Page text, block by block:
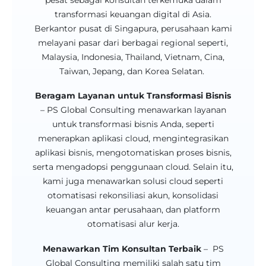
transformasi keuangan digital di Asia.
Berkantor pusat di Singapura, perusahaan kami
melayani pasar dari berbagai regional seperti,
Malaysia, Indonesia, Thailand, Vietnam, Cina,
Taiwan, Jepang, dan Korea Selatan.
Beragam Layanan untuk Transformasi Bisnis
– PS Global Consulting menawarkan layanan
untuk transformasi bisnis Anda, seperti
menerapkan aplikasi cloud, mengintegrasikan
aplikasi bisnis, mengotomatiskan proses bisnis,
serta mengadopsi penggunaan cloud. Selain itu,
kami juga menawarkan solusi cloud seperti
otomatisasi rekonsiliasi akun, konsolidasi
keuangan antar perusahaan, dan platform
otomatisasi alur kerja.
Menawarkan Tim Konsultan Terbaik– PS
Global Consulting memiliki salah satu tim